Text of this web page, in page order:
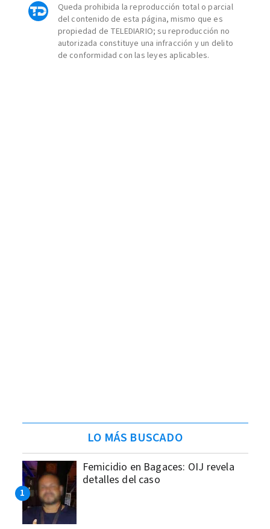
Queda prohibida la reproducción total o parcial
del contenido de esta página, mismo que es
propiedad de TELEDIARIO; su reproducción no
autorizada constituye una infracción y un delito
de conformidad con las leyes aplicables.
LO MÁS BUSCADO
Femicidio en Bagaces: OIJ revela
detalles del caso